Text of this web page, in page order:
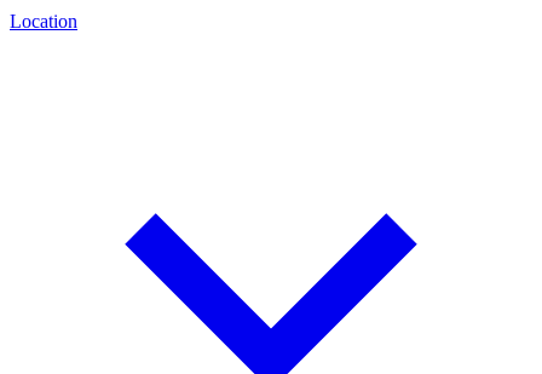
Location